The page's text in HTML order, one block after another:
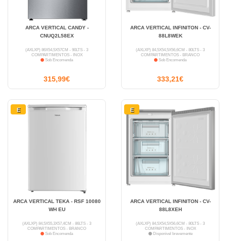
ARCA VERTICAL CANDY -
CNUQ2L58EX
(AXLXP) 86X54,5X57CM - 90LTS - 3
COMPARTIMENTOS - INOX
Sob Encomenda
315,99€
ARCA VERTICAL INFINITON - CV-
88L8WEK
(AXLXP) 84,5X54,5X56,6CM - 80LTS - 3
COMPARTIMENTOS - BRANCO
Sob Encomenda
333,21€
E
ARCA VERTICAL TEKA - RSF 10080
WH EU
(AXLXP) 84,5X55,3X57,4CM - 86LTS - 3
COMPARTIMENTOS - BRANCO
Sob Encomenda
E
ARCA VERTICAL INFINITON - CV-
88L8XEH
(AXLXP) 84,5X54,5X56,6CM - 80LTS - 3
COMPARTIMENTOS - INOX
Disponível brevemente